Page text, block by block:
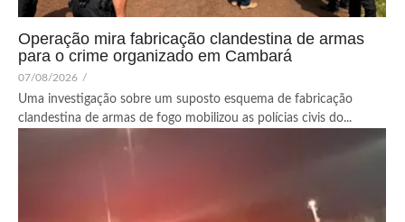
Operação mira fabricação clandestina de armas
para o crime organizado em Cambará
07/08/2026 /
Uma investigação sobre um suposto esquema de fabricação
clandestina de armas de fogo mobilizou as polícias civis do...